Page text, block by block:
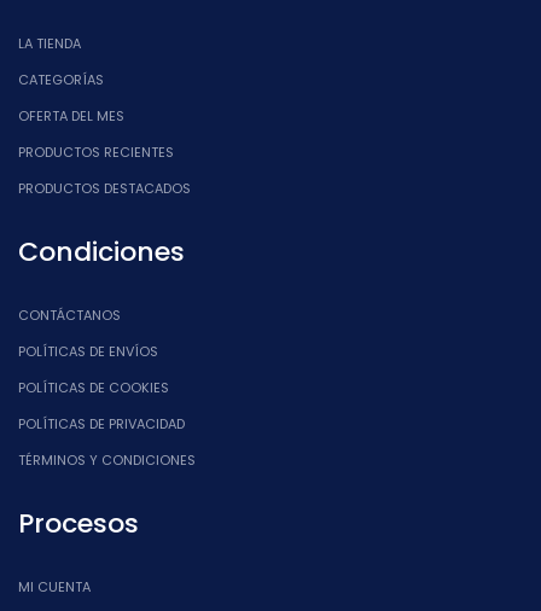
LA TIENDA
CATEGORÍAS
OFERTA DEL MES
PRODUCTOS RECIENTES
PRODUCTOS DESTACADOS
Condiciones
CONTÁCTANOS
POLÍTICAS DE ENVÍOS
POLÍTICAS DE COOKIES
POLÍTICAS DE PRIVACIDAD
TÉRMINOS Y CONDICIONES
Procesos
MI CUENTA